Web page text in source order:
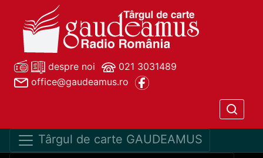
despre noi
021 3031489
office@gaudeamus.ro
Târgul de carte GAUDEAMUS